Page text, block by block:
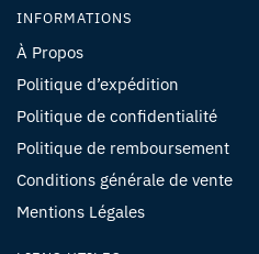
INFORMATIONS
À Propos
Politique d’expédition
Politique de confidentialité
Politique de remboursement
Conditions générale de vente
Mentions Légales